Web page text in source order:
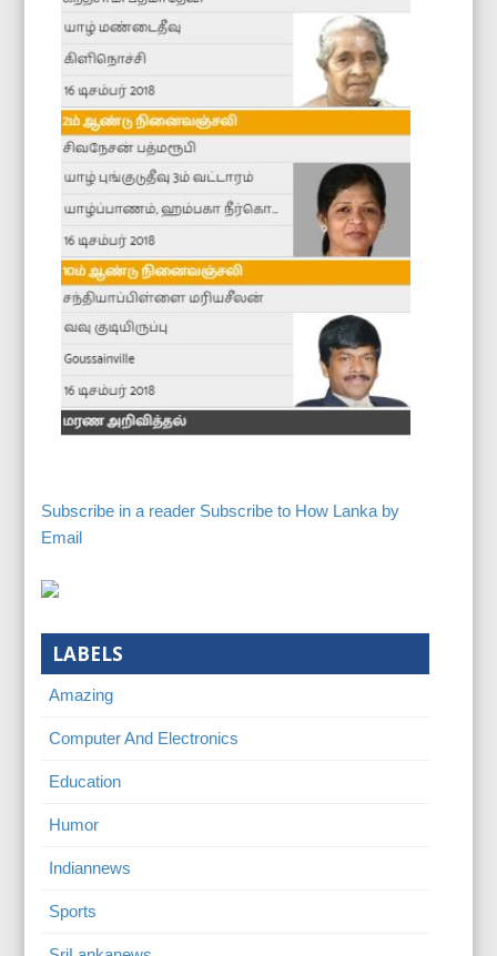
Subscribe in a reader Subscribe to How Lanka by
Email
LABELS
Amazing
Computer And Electronics
Education
Humor
Indiannews
Sports